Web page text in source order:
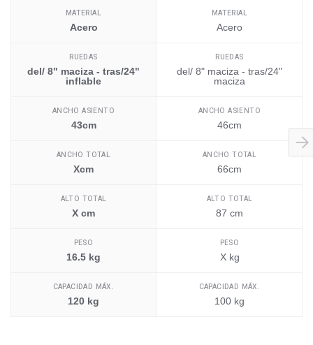
MATERIAL
Acero
RUEDAS
del/ 8" maciza - tras/24"
inflable
ANCHO ASIENTO
43cm
ANCHO TOTAL
Xcm
ALTO TOTAL
X cm
PESO
16.5 kg
CAPACIDAD MÁX.
120 kg
MATERIAL
Acero
RUEDAS
del/ 8" maciza - tras/24"
maciza
ANCHO ASIENTO
46cm
ANCHO TOTAL
66cm
ALTO TOTAL
87 cm
PESO
X kg
CAPACIDAD MÁX.
100 kg